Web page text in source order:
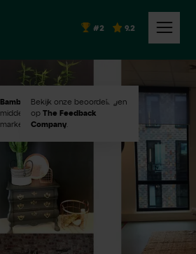
#2
Bambuu #2in Emerce100
middelgroot digital
marketingbureaus!
9.2
Bekijk onze beoordelingen
opThe Feedback
Company.